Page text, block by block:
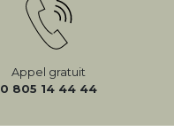
Appel gratuit
0 805 14 44 44